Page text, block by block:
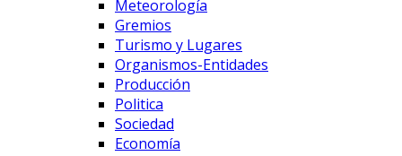
Meteorología
Gremios
Turismo y Lugares
Organismos-Entidades
Producción
Politica
Sociedad
Economía